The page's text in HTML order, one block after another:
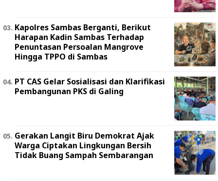
Kapolres Sambas Berganti, Berikut
Harapan Kadin Sambas Terhadap
Penuntasan Persoalan Mangrove
Hingga TPPO di Sambas
PT CAS Gelar Sosialisasi dan Klarifikasi
Pembangunan PKS di Galing
Gerakan Langit Biru Demokrat Ajak
Warga Ciptakan Lingkungan Bersih
Tidak Buang Sampah Sembarangan